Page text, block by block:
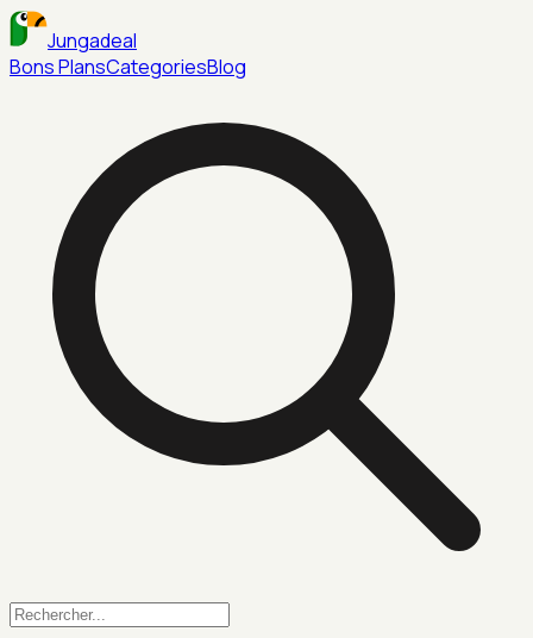
Jungadeal
Bons PlansCategoriesBlog